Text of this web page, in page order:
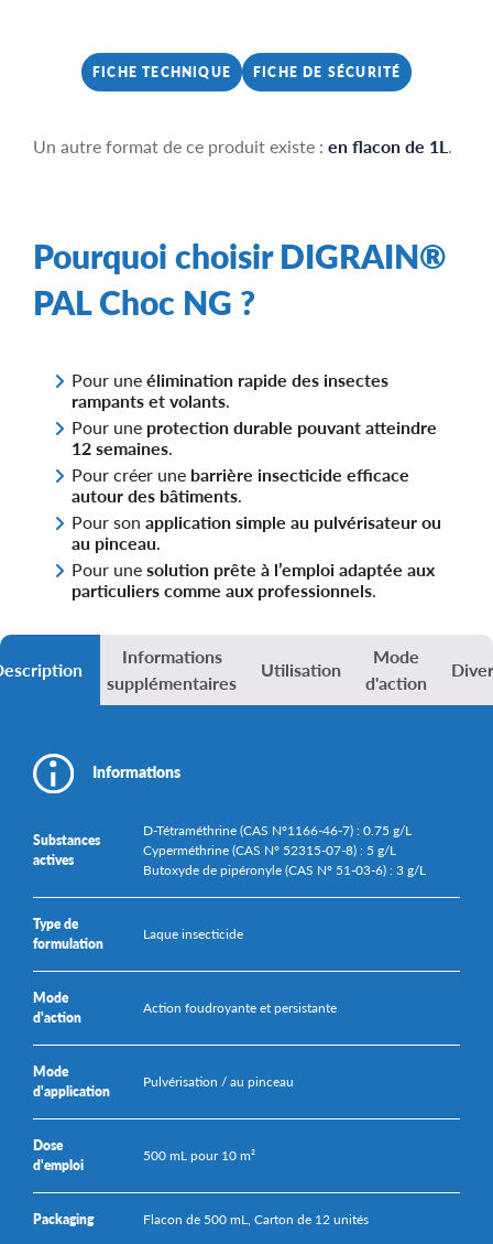
FICHE TECHNIQUE FICHE DE SÉCURITÉ
Un autre format de ce produit existe : en flacon de 1L.
Pourquoi choisir DIGRAIN®
PAL Choc NG ?
Pour uneélimination rapide des insectes
rampants et volants.
Pour une protection durable pouvant atteindre
12 semaines.
Pour créer une barrière insecticide efficace
autour des bâtiments.
Pour son application simple au pulvérisateur ou
au pinceau.
Pour unesolution prête à l’emploi adaptée aux
particuliers comme aux professionnels.
Informations
supplémentaires
Utilisation
Mode
d'action
Informations
Substances
actives
D-Tétraméthrine (CAS N°1166-46-7) : 0.75 g/L
Cyperméthrine (CAS N° 52315-07-8) : 5 g/L
Butoxyde de pipéronyle (CAS N° 51-03-6) : 3 g/L
Type de
formulation
Laque insecticide
Mode
d'action
Action foudroyante et persistante
Mode
d'application
Pulvérisation / au pinceau
Dose
d'emploi
500 mL pour 10 m²
Packaging Flacon de 500 mL, Carton de 12 unités